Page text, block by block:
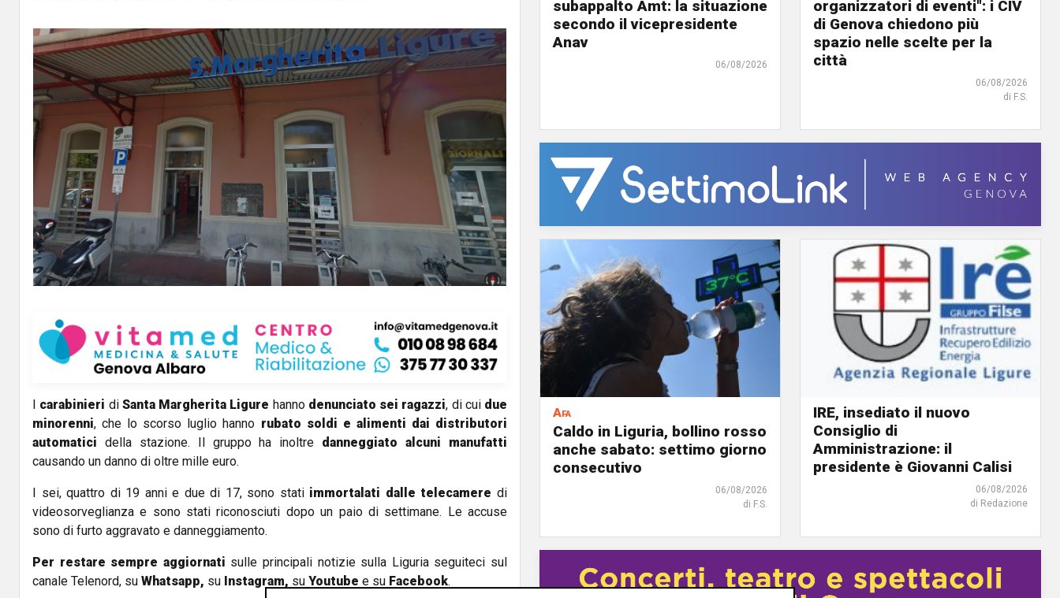
carabinieri di Santa Margherita Ligure hanno denunciato sei ragazzi, di cui due
minorenni, che lo scorso luglio hanno rubato soldi e alimenti dai distributori
automatici della stazione. Il gruppo ha inoltre danneggiato alcuni manufatti
causando un danno di oltre mille euro.
I sei, quattro di 19 anni e due di 17, sono stati immortalati dalle telecamere di
videosorveglianza e sono stati riconosciuti dopo un paio di settimane. Le accuse
sono di furto aggravato e danneggiamento.
Per restare sempre aggiornati sulle principali notizie sulla Liguria seguiteci sul
canale Telenord, su Whatsapp, su Instagram, su Youtube e su Facebook.
subappalto Amt: la situazione
secondo il vicepresidente
Anav
06/08/2026
organizzatori di eventi": i CIV
di Genova chiedono più
spazio nelle scelte per la
città
06/08/2026
di F.S.
Afa
Caldo in Liguria, bollino rosso
anche sabato: settimo giorno
consecutivo
06/08/2026
di F.S.
IRE, insediato il nuovo
Consiglio di
Amministrazione: il
presidente è Giovanni Calisi
06/08/2026
di Redazione